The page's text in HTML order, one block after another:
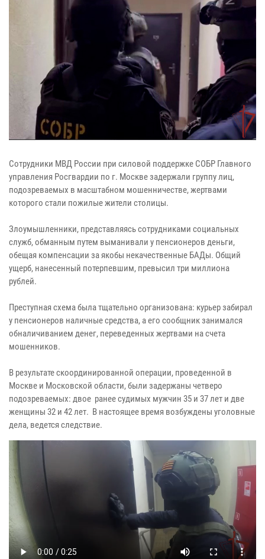
Сотрудники МВД России при силовой поддержке СОБР Главного
управления Росгвардии по г. Москве задержали группу лиц,
подозреваемых в масштабном мошенничестве, жертвами
которого стали пожилые жители столицы.
Злоумышленники, представляясь сотрудниками социальных
служб, обманным путем выманивали у пенсионеров деньги,
обещая компенсации за якобы некачественные БАДы. Общий
ущерб, нанесенный потерпевшим, превысил три миллиона
рублей.
Преступная схема была тщательно организована: курьер забирал
у пенсионеров наличные средства, а его сообщник занимался
обналичиванием денег, переведенных жертвами на счета
мошенников.
В результате скоординированной операции, проведенной в
Москве и Московской области, были задержаны четверо
подозреваемых: двое ранее судимых мужчин 35 и 37 лет и две
женщины 32 и 42 лет. В настоящее время возбуждены уголовные
дела, ведется следствие.